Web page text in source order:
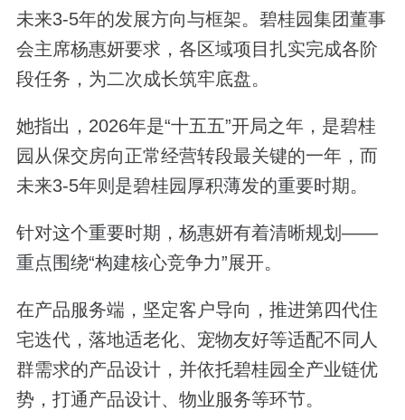
未来3-5年的发展方向与框架。碧桂园集团董事
会主席杨惠妍要求，各区域项目扎实完成各阶
段任务，为二次成长筑牢底盘。
她指出，2026年是“十五五”开局之年，是碧桂
园从保交房向正常经营转段最关键的一年，而
未来3-5年则是碧桂园厚积薄发的重要时期。
针对这个重要时期，杨惠妍有着清晰规划——
重点围绕“构建核心竞争力”展开。
在产品服务端，坚定客户导向，推进第四代住
宅迭代，落地适老化、宠物友好等适配不同人
群需求的产品设计，并依托碧桂园全产业链优
势，打通产品设计、物业服务等环节。